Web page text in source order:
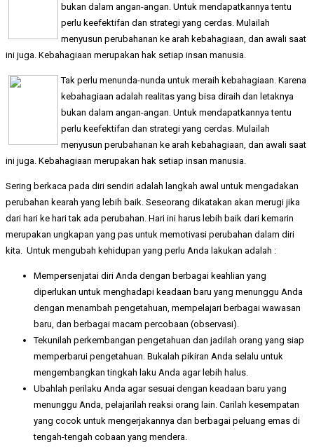
bukan dalam angan-angan. Untuk mendapatkannya tentu
perlu keefektifan dan strategi yang cerdas. Mulailah
menyusun perubahanan ke arah kebahagiaan, dan awali saat
ini juga. Kebahagiaan merupakan hak setiap insan manusia.
Tak perlu menunda-nunda untuk meraih kebahagiaan. Karena
kebahagiaan adalah realitas yang bisa diraih dan letaknya
bukan dalam angan-angan. Untuk mendapatkannya tentu
perlu keefektifan dan strategi yang cerdas. Mulailah
menyusun perubahanan ke arah kebahagiaan, dan awali saat
ini juga. Kebahagiaan merupakan hak setiap insan manusia.
Sering berkaca pada diri sendiri adalah langkah awal untuk mengadakan
perubahan kearah yang lebih baik. Seseorang dikatakan akan merugi jika
dari hari ke hari tak ada perubahan. Hari ini harus lebih baik dari kemarin
merupakan ungkapan yang pas untuk memotivasi perubahan dalam diri
kita. Untuk mengubah kehidupan yang perlu Anda lakukan adalah :
Mempersenjatai diri Anda dengan berbagai keahlian yang
diperlukan untuk menghadapi keadaan baru yang menunggu Anda
dengan menambah pengetahuan, mempelajari berbagai wawasan
baru, dan berbagai macam percobaan (observasi).
Tekunilah perkembangan pengetahuan dan jadilah orang yang siap
memperbarui pengetahuan. Bukalah pikiran Anda selalu untuk
mengembangkan tingkah laku Anda agar lebih halus.
Ubahlah perilaku Anda agar sesuai dengan keadaan baru yang
menunggu Anda, pelajarilah reaksi orang lain. Carilah kesempatan
yang cocok untuk mengerjakannya dan berbagai peluang emas di
tengah-tengah cobaan yang mendera.